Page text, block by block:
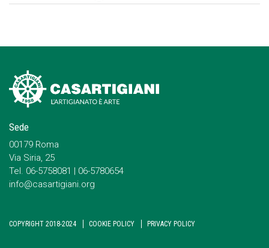
Sede
00179 Roma
Via Siria, 25
Tel. 06-5758081 | 06-5780654
info@casartigiani.org
COPYRIGHT 2018-2024 COOKIE POLICY PRIVACY POLICY